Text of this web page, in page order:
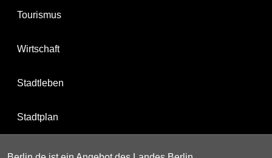
Tourismus
Wirtschaft
Stadtleben
Stadtplan